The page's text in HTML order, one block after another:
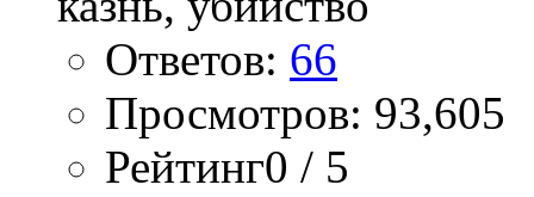
Ответов: 66
Просмотров: 93,605
Рейтинг0 / 5